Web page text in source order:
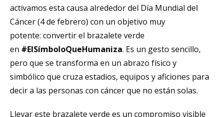
activamos esta causa alrededor del Día Mundial del
Cáncer (4 de febrero) con un objetivo muy
potente: convertir el brazalete verde
en #ElSímboloQueHumaniza. Es un gesto sencillo,
pero que se transforma en un abrazo físico y
simbólico que cruza estadios, equipos y aficiones para
decir a las personas con cáncer que no están solas.
Llevar este brazalete verde es un compromiso visible